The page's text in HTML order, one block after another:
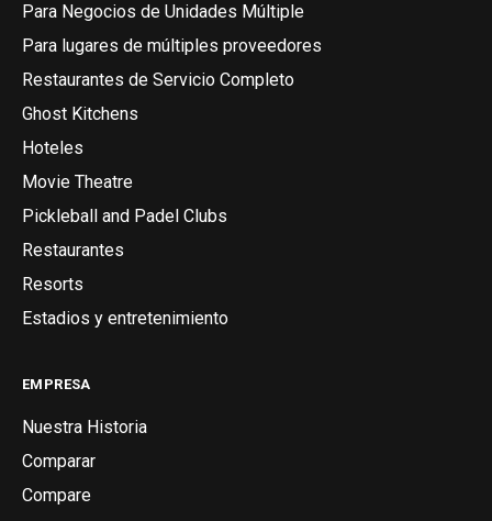
Para Negocios de Unidades Múltiple
Para lugares de múltiples proveedores
Restaurantes de Servicio Completo
Ghost Kitchens
Hoteles
Movie Theatre
Pickleball and Padel Clubs
Restaurantes
Resorts
Estadios y entretenimiento
EMPRESA
Nuestra Historia
Comparar
Compare